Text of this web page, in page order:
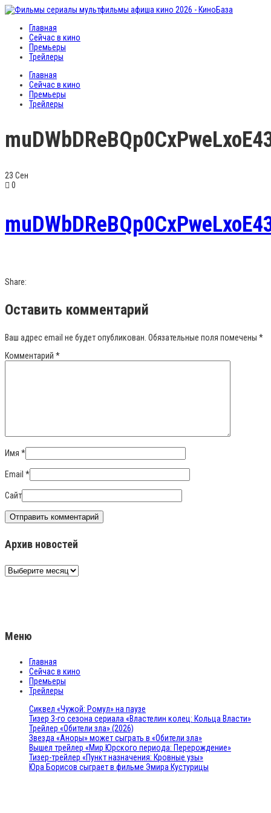
Главная
Сейчас в кино
Премьеры
Трейлеры
Главная
Сейчас в кино
Премьеры
Трейлеры
23 Сен
0
Share:
Оставить комментарий
Ваш адрес email не будет опубликован. Обязательные поля помечены *
Комментарий *
Имя *
Email *
Сайт
Архив новостей
Архив
новостей
Меню
Главная
Сейчас в кино
Премьеры
Трейлеры
Сиквел «Чужой: Ромул» на паузе
Тизер 3-го сезона сериала «Властелин колец: Кольца Власти»
Трейлер «Обители зла» (2026)
Звезда «Аноры» может сыграть в «Обители зла»
Вышел трейлер «Мир Юрского периода: Перерождение»
Тизер-трейлер «Пункт назначения: Кровные узы»
Юра Борисов сыграет в фильме Эмира Кустурицы